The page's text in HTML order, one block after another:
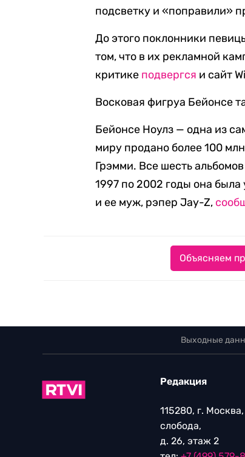
подсветку и «поправили»
До этого поклонники
том, что в их рекламной
критике подвергся и сайт
Восковая фигруа Бейонсе
Бейонсе Ноулз — одна из
миру продано более 100
Грэмми. Все шесть
1997 по 2002 годы она
и ее муж, рэпер Jay-Z,
Объясняем
Выходные
Редакция
115280, г.
слобода,
д. 26, этаж 2